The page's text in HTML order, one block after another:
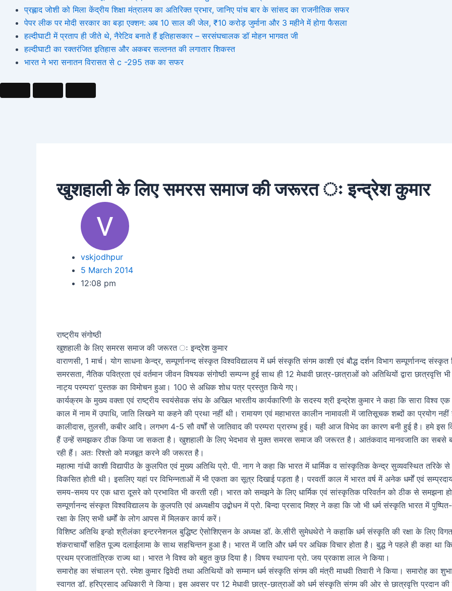
प्रह्लाद जोशी को मिला केंद्रीय शिक्षा मंत्रालय का अतिरिक्त प्रभार, जानिए पांच बार के सांसद का राजनीतिक सफर
पेपर लीक पर मोदी सरकार का बड़ा एक्शन: अब 10 साल की जेल, ₹10 करोड़ जुर्माना और 3 महीने में होगा फैसला
हल्दीघाटी में प्रताप ही जीते थे, नैरेटिव बनाते हैं इतिहासकार – सरसंघचालक डॉ मोहन भागवत जी
हल्दीघाटी का रक्तरंजित इतिहास और अकबर सल्तनत की लगातार शिकस्त
भारत ने भरा सनातन विरासत से c -295 तक का सफर
खुशहाली के लिए समरस समाज की जरूरत ः इन्द्रेश कुमार
vskjodhpur
5 March 2014
12:08 pm
राष्ट्रीय संगोष्ठी
खुशहाली के लिए समरस समाज की जरूरत ः इन्द्रेश कुमार
वाराणसी, 1 मार्च। योग साधना केन्द्र, सम्पूर्णानन्द संस्कृत विश्वविद्यालय में धर्म संस्कृति संगम काशी एवं बौद्ध दर्शन विभाग सम्पूर्णानन्द संस्कृत
समरसता, नैतिक पवित्रता एवं वर्तमान जीवन विषयक संगोष्ठी सम्पन्न हुई साथ ही 12 मेधावी छात्र-छात्राओं को अतिथियों द्वारा छात्रवृत्ति भी
नाट्य परम्परा’ पुस्तक का विमोचन हुआ। 100 से अधिक शोध पत्र प्रस्तुत किये गए।
कार्यक्रम के मुख्य वक्ता एवं राष्ट्रीय स्वयंसेवक संघ के अखिल भारतीय कार्यकारिणी के सदस्य श्री इन्द्रेश कुमार ने कहा कि सारा विश्व एक
काल में नाम में उपाधि, जाति लिखने या कहने की प्रथा नहीं थी। रामायण एवं महाभारत कालीन नामावली में जातिसूचक शब्दों का प्रयोग
कालीदास, तुलसी, कबीर आदि। लगभग 4-5 सौ वर्षों से जातिवाद की परम्परा प्रारम्भ हुई। यही आज विभेद का कारण बनी हुई है। हमे इस
हैं उन्हें समझकर ठीक किया जा सकता है। खुशहाली के लिए भेदभाव से मुक्त समरस समाज की जरूरत है। आतंकवाद मानवजाति का सबसे
रही हैं। अतः रिश्तो को मजबूत करने की जरूरत है।
महात्मा गांधी काशी विद्यापीठ के कुलपित एवं मुख्य अतिथि प्रो. पी. नाग ने कहा कि भारत में धार्मिक व सांस्कृतिक केन्द्र सुव्यवस्थित
विकसित होती थी। इसलिए यहां पर विभिन्नताओं में भी एकता का सूत्र दिखाई पड़ता है। परवर्ती काल में भारत वर्ष में अनेक धर्मों एवं
समय-समय पर एक धारा दूसरे को प्रभावित भी करती रही। भारत को समझने के लिए धार्मिक एवं सांस्कृतिक परिवर्तन को ठीक से समझना
सम्पूर्णानन्द संस्कृत विश्वविद्यालय के कुलपति एवं अध्यक्षीय उद्बोधन में प्रो. बिन्दा प्रसाद मिश्र ने कहा कि जो भी धर्म संस्कृति भारत में
रक्षा के लिए सभी धर्मों के लोग आपस में मिलकर कार्य करें।
विशिष्ट अतिथि इन्डो श्रीलंका इन्टरनेशनल बुद्धिष्ट ऐसोशिएसन के अध्यक्ष डॉ. के.सीरी सुमेधथेरो ने कहाकि धर्म संस्कृति की रक्षा के लिए
शंकराचार्यों सहित पूज्य दलाईलामा के साथ सहचिन्तन हुआ है। भारत में जाति और धर्म पर अधिक विचार होता है। बुद्ध ने पहले ही कहा था
प्रथम प्रजातांत्रिक राज्य था। भारत ने विश्व को बहुत कुछ दिया है। विषय स्थापना प्रो. जय प्रकाश लाल ने किया।
समारोह का संचालन प्रो. रमेश कुमार द्विवेदी तथा अतिथियों को सम्मान धर्म संस्कृति संगम की मंत्री माधवी तिवारी ने किया। समारोह का
स्वागत डॉ. हरिप्रसाद अधिकारी ने किया। इस अवसर पर 12 मेधावी छात्र-छात्राओं को धर्म संस्कृति संगम की ओर से छात्रवृत्ति प्रदान की